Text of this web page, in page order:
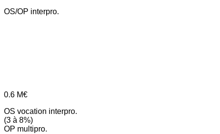
OS/OP interpro.
0.6 M€
OS vocation interpro.
(3 à 8%)
OP multipro.